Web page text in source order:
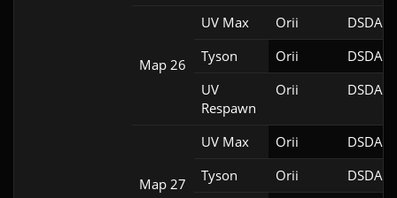
Map 26
UV Max Orii
DSDA-
Tyson
Orii
DSDA-
UV
Respawn
Orii DSDA-
Map 27
UV Max Orii
DSDA-
Tyson
Orii
DSDA-